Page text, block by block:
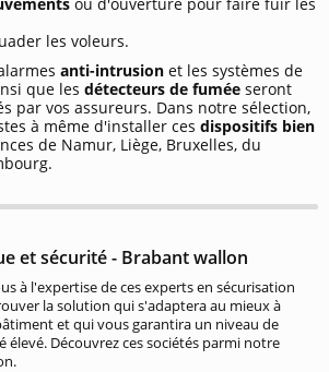
les voleurs.
anti-intrusion et les systèmes de
que les détecteurs de fumée seront
par vos assureurs. Dans notre sélection,
à même d'installer ces dispositifs bien
de Namur, Liège, Bruxelles, du
et sécurité - Brabant wallon
à l'expertise de ces experts en sécurisation
la solution qui s'adaptera au mieux à
et qui vous garantira un niveau de
élevé. Découvrez ces sociétés parmi notre